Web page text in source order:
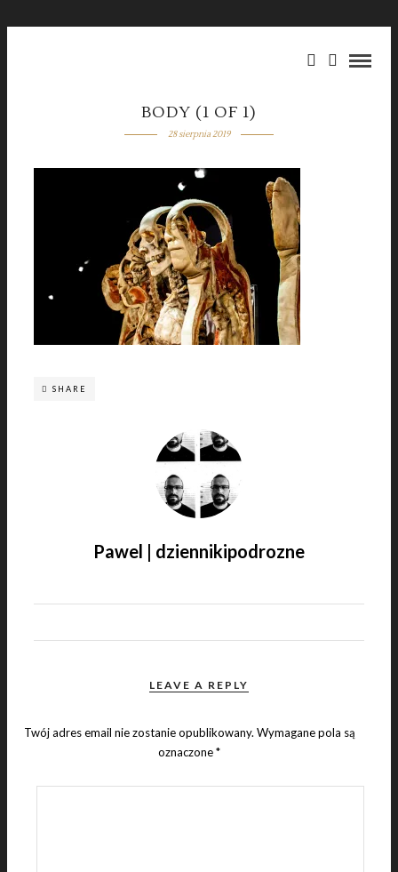
BODY (1 OF 1)
28 sierpnia 2019
SHARE
Pawel | dziennikipodrozne
LEAVE A REPLY
Twój adres email nie zostanie opublikowany. Wymagane pola są
oznaczone*